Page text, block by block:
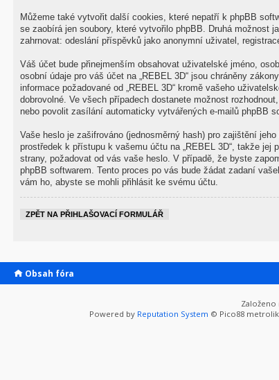
Můžeme také vytvořit další cookies, které nepatří k phpBB
se zaobírá jen soubory, které vytvořilo phpBB. Druhá možnost
zahrnovat: odeslání příspěvků jako anonymní uživatel,
Váš účet bude přinejmenším obsahovat uživatelské jméno,
osobní údaje pro váš účet na „REBEL 3D“ jsou chráněny
informace požadované od „REBEL 3D“ kromě vašeho
dobrovolné. Ve všech případech dostanete možnost
nebo povolit zasílání automaticky vytvářených e-mailů phpBB
Vaše heslo je zašifrováno (jednosměrný hash) pro zajištění
prostředek k přístupu k vašemu účtu na „REBEL 3D“, takže jej
strany, požadovat od vás vaše heslo. V případě, že byste
phpBB softwarem. Tento proces po vás bude žádat zadaní
vám ho, abyste se mohli přihlásit ke svému účtu.
ZPĚT NA PŘIHLAŠOVACÍ FORMULÁŘ
Obsah fóra
Založeno
Powered by Reputation System © Pico88